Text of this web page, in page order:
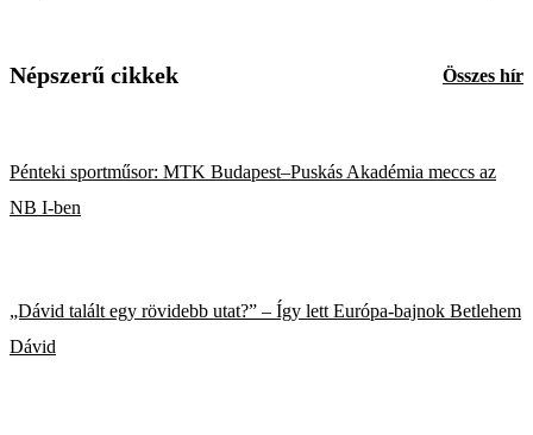
Népszerű cikkek Összes hír
Pénteki sportműsor: MTK Budapest–Puskás Akadémia meccs az
NB I-ben
„Dávid talált egy rövidebb utat?” – Így lett Európa-bajnok Betlehem
Dávid